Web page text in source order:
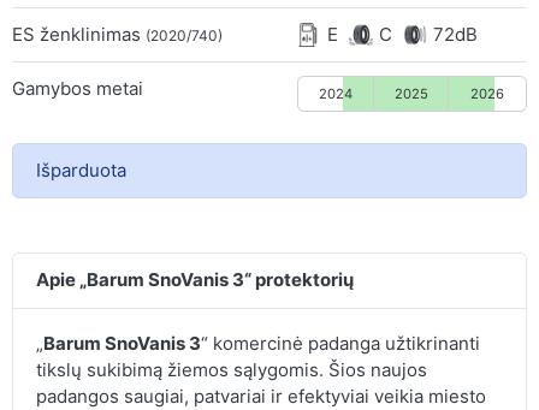
ES ženklinimas (2020/740) E C 72dB
Gamybos metai 2024 2025 2026
Išparduota
Apie „Barum SnoVanis 3“ protektorių
„Barum SnoVanis 3“ komercinė padanga užtikrinanti
tikslų sukibimą žiemos sąlygomis. Šios naujos
padangos saugiai, patvariai ir efektyviai veikia miesto